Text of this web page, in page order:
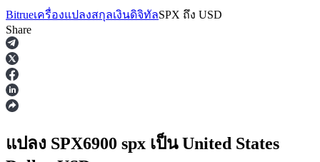
ฟิวเจอร์ส
Bitrueเครื่องแปลงสกุลเงินดิจิทัลSPX ถึง USD
Share
แปลง SPX6900 spx เป็น United States